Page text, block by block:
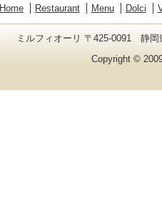
Home Restaurant Menu Dolci
ミルフィオーリ 〒425-0091 静
Copyright ©